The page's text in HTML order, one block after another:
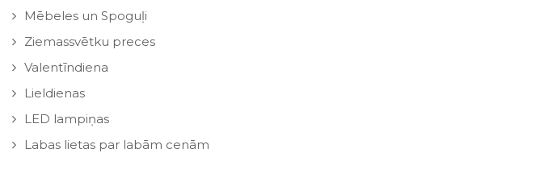
Mēbeles un Spoguļi
Ziemassvētku preces
Valentīndiena
Lieldienas
LED lampiņas
Labas lietas par labām cenām